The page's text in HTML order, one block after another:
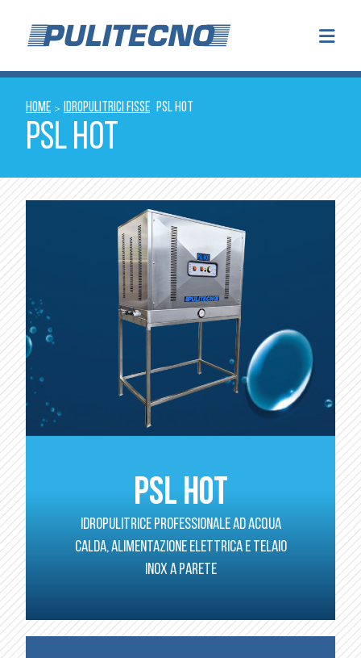
HOME > IDROPULITRICI FISSE PSL HOT
PSL HOT
PSL HOT
Idropulitrice Professionale ad acqua
calda, alimentazione elettrica e telaio
inox a parete